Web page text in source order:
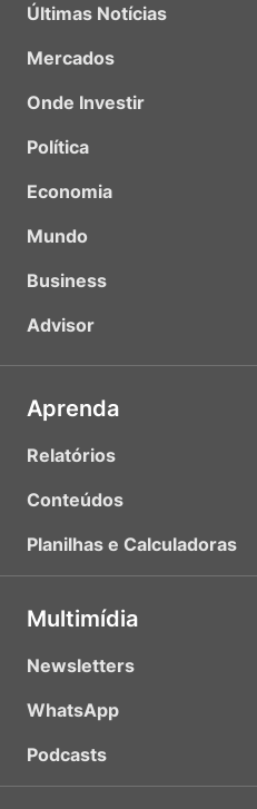
Últimas Notícias
Mercados
Onde Investir
Política
Economia
Mundo
Business
Advisor
Aprenda
Relatórios
Conteúdos
Planilhas e Calculadoras
Multimídia
Newsletters
WhatsApp
Podcasts